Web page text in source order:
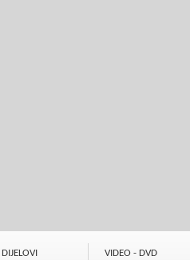
VIDEO - DVD